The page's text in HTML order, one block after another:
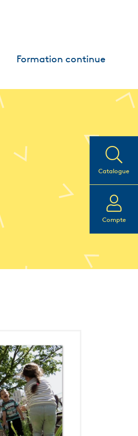
Catalogue
Compte
Formation continue